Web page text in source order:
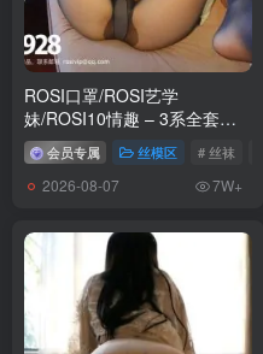
ROSI口罩/ROSI艺学
妹/ROSI10情趣 – 3系全套
3630+252+53套[154.4G-
2026.8]
会员专属 丝模区 # 丝袜
2026-08-07 7W+